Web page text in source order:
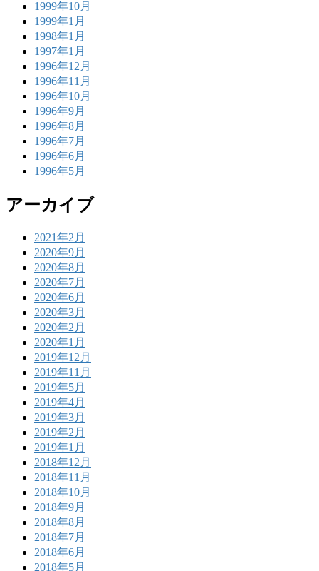
1999年10月
1999年1月
1998年1月
1997年1月
1996年12月
1996年11月
1996年10月
1996年9月
1996年8月
1996年7月
1996年6月
1996年5月
アーカイブ
2021年2月
2020年9月
2020年8月
2020年7月
2020年6月
2020年3月
2020年2月
2020年1月
2019年12月
2019年11月
2019年5月
2019年4月
2019年3月
2019年2月
2019年1月
2018年12月
2018年11月
2018年10月
2018年9月
2018年8月
2018年7月
2018年6月
2018年5月